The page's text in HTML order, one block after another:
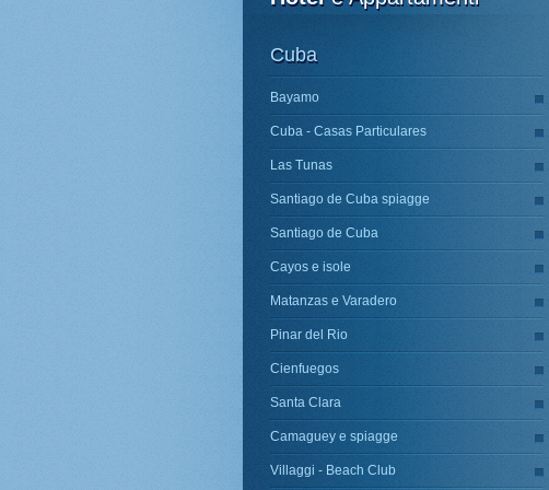
Cuba
Bayamo
Cuba - Casas Particulares
Las Tunas
Santiago de Cuba spiagge
Santiago de Cuba
Cayos e isole
Matanzas e Varadero
Pinar del Rio
Cienfuegos
Santa Clara
Camaguey e spiagge
Villaggi - Beach Club